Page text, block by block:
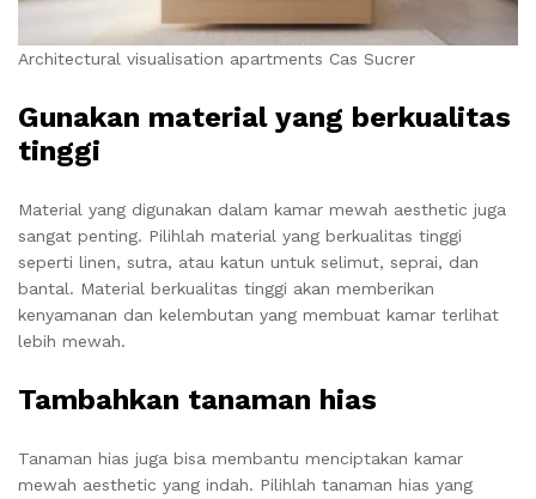
Architectural visualisation apartments Cas Sucrer
Gunakan material yang berkualitas
tinggi
Material yang digunakan dalam kamar mewah aesthetic juga
sangat penting. Pilihlah material yang berkualitas tinggi
seperti linen, sutra, atau katun untuk selimut, seprai, dan
bantal. Material berkualitas tinggi akan memberikan
kenyamanan dan kelembutan yang membuat kamar terlihat
lebih mewah.
Tambahkan tanaman hias
Tanaman hias juga bisa membantu menciptakan kamar
mewah aesthetic yang indah. Pilihlah tanaman hias yang